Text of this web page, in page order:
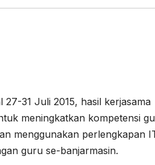
27-31 Juli 2015, hasil kerjasama
meningkatkan kompetensi
menggunakan perlengkapan
guru se-banjarmasin.